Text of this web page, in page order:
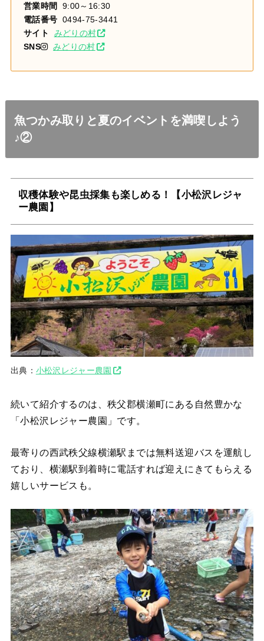
営業時間 9:00～16:30
電話番号 0494-75-3441
サイト みどりの村
SNS
みどりの村
魚つかみ取りと夏のイベントを満喫しよう
♪②
収穫体験や昆虫採集も楽しめる！【小松沢レジャ
ー農園】
出典： 小松沢レジャー農園
続いて紹介するのは、秩父郡横瀬町にある自然豊かな
「小松沢レジャー農園」です。
最寄りの西武秩父線横瀬駅までは無料送迎バスを運航し
ており、横瀬駅到着時に電話すれば迎えにきてもらえる
嬉しいサービスも。